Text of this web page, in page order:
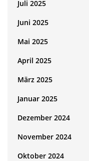
Juli 2025
Juni 2025
Mai 2025
April 2025
März 2025
Januar 2025
Dezember 2024
November 2024
Oktober 2024